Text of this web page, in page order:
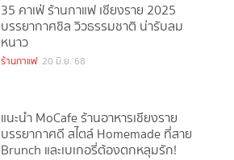
35 คาเฟ่ ร้านกาแฟ เชียงราย 2025
บรรยากาศชิล วิวธรรมชาติ น่ารับลม
หนาว
ร้านกาแฟ 20 มิ.ย. 68
แนะนำ MoCafe ร้านอาหารเชียงราย
บรรยากาศดี สไตล์ Homemade ที่สาย
Brunch และเบเกอรี่ต้องตกหลุมรัก!